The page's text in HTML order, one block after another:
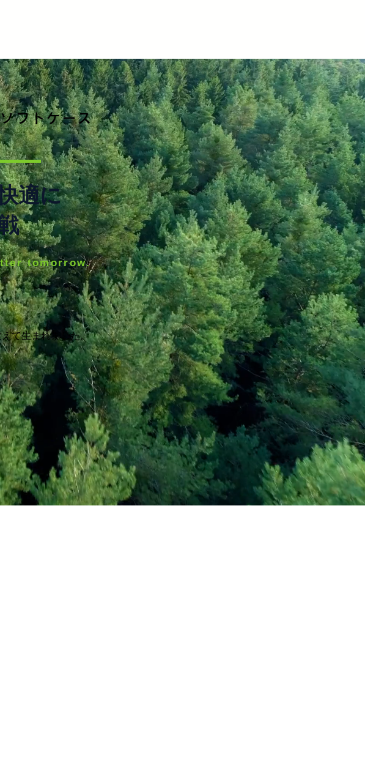
て生まれました。
フトケース​
適に
tomorrow.